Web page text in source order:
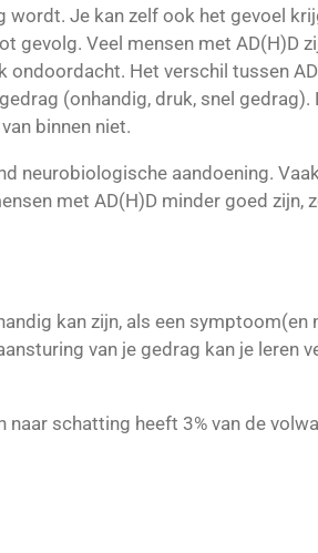
Je kan zelf ook het gevoel
gevolg. Veel mensen met AD(H)D
ondoordacht. Het verschil tussen
(onhandig, druk, snel gedrag).
binnen niet.
neurobiologische aandoening.
met AD(H)D minder goed zijn,
kan zijn, als een
van je gedrag kan je leren
schatting heeft 3% van de